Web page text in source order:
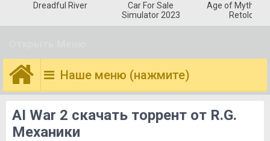
Dreadful River
Car For Sale
Simulator 2023
Age of
Retold
Наше меню (нажмите)
AI War 2 скачать торрент от R.G.
Механики